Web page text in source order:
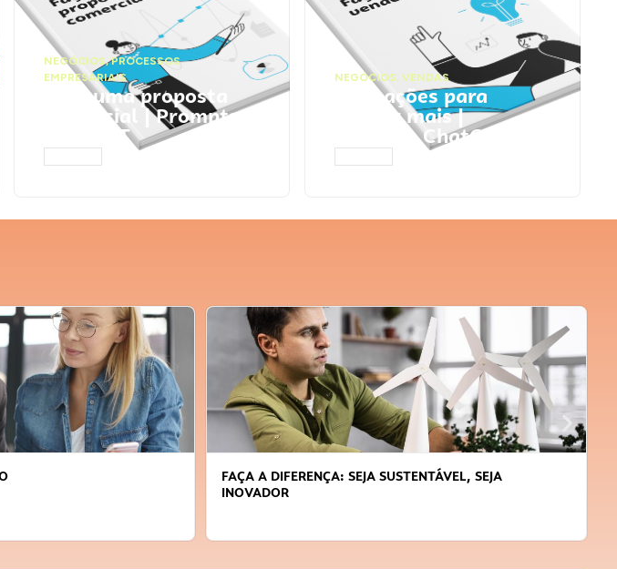
NEGÓCIOS,PROCESSOS
EMPRESARIAIS
Faça uma proposta
comercial | Prompts
ChatGPT
NEGÓCIOS, VENDAS
Faça ações para
vender mais |
Prompts ChatGPT
FAÇA A DIFERENÇA: SEJA SUSTENTÁVEL, SEJA
INOVADOR